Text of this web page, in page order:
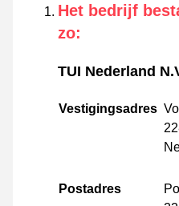
Het bedrijf
zo:
TUI Nederland
Vestigingsadres
Postadres